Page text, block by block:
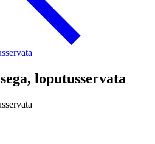
loputusservata